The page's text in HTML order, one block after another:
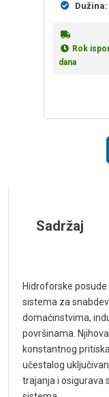
Dužina:
Rok
dana
Sadržaj
Hidroforske
sistema za
domaćinstvima,
površinama.
konstantnog
učestalog
trajanja i osigurava